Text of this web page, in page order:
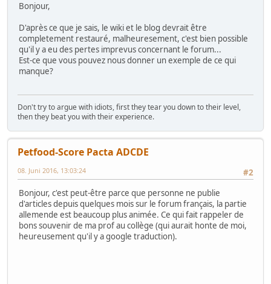
Bonjour,
D'après ce que je sais, le wiki et le blog devrait être
completement restauré, malheuresement, c'est bien possible
qu'il y a eu des pertes imprevus concernant le forum...
Est-ce que vous pouvez nous donner un exemple de ce qui
manque?
Don't try to argue with idiots, first they tear you down to their level,
then they beat you with their experience.
Petfood-Score Pacta ADCDE
#2
08. Juni 2016, 13:03:24
Bonjour, c'est peut-être parce que personne ne publie
d'articles depuis quelques mois sur le forum français, la partie
allemende est beaucoup plus animée. Ce qui fait rappeler de
bons souvenir de ma prof au collège (qui aurait honte de moi,
heureusement qu'il y a google traduction).